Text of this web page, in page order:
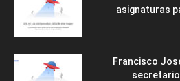
asignaturas
Francisco
secretario